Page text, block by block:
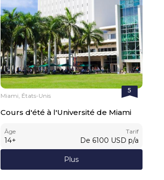
5
Miami, États-Unis
Cours d'été à l'Université de Miami
Âge
14+
Tarif
De 6100 USD p/a
Plus